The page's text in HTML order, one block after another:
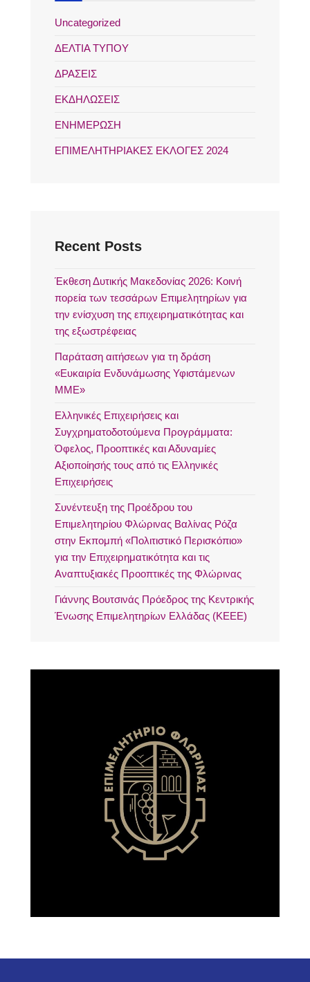
Uncategorized
ΔΕΛΤΙΑ ΤΥΠΟΥ
ΔΡΑΣΕΙΣ
ΕΚΔΗΛΩΣΕΙΣ
ΕΝΗΜΕΡΩΣΗ
ΕΠΙΜΕΛΗΤΗΡΙΑΚΕΣ ΕΚΛΟΓΕΣ 2024
Recent Posts
Έκθεση Δυτικής Μακεδονίας 2026: Κοινή
πορεία των τεσσάρων Επιμελητηρίων για
την ενίσχυση της επιχειρηματικότητας και
της εξωστρέφειας
Παράταση αιτήσεων για τη δράση
«Ευκαιρία Ενδυνάμωσης Υφιστάμενων
ΜΜΕ»
Ελληνικές Επιχειρήσεις και
Συγχρηματοδοτούμενα Προγράμματα:
Όφελος, Προοπτικές και Αδυναμίες
Αξιοποίησής τους από τις Ελληνικές
Επιχειρήσεις
Συνέντευξη της Προέδρου του
Επιμελητηρίου Φλώρινας Βαλίνας Ρόζα
στην Εκπομπή «Πολιτιστικό Περισκόπιο»
για την Επιχειρηματικότητα και τις
Αναπτυξιακές Προοπτικές της Φλώρινας
Γιάννης Βουτσινάς Πρόεδρος της Κεντρικής
Ένωσης Επιμελητηρίων Ελλάδας (ΚΕΕΕ)